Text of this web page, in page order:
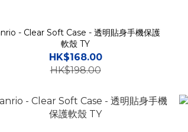
- Clear Soft Case - 透明貼身手機保護
軟殼 TY
HK$168.00
HK$198.00